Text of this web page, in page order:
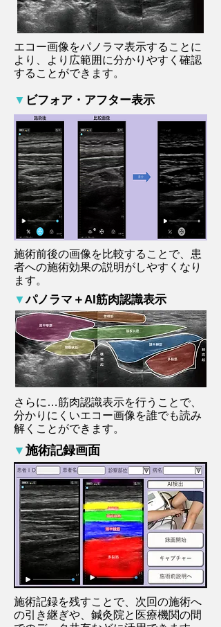
エコー画像をパノラマ表示することに
より、より広範囲に分かりやすく確認
することができます。
▼ ビフォア・アフター表示
施術前後の画像を比較することで、患
者への施術効果の説明がしやすくなり
ます。
▼パノラマ＋AI筋肉認識表示
さらに…筋肉認識表示を行うことで、
分かりにくいエコー画像を誰でも読み
解くことができます。
▼ 施術記録画面
施術記録を残すことで、次回の施術へ
の引き継ぎや、鍼灸院と医療機関の間